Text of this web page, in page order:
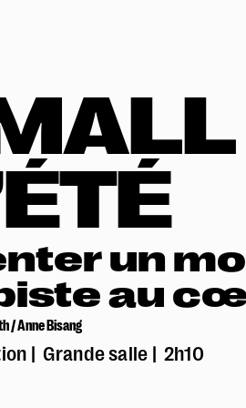
des Actions culturelles
de handicap
un
au
/ Anne Bisang
Grande salle 2h10